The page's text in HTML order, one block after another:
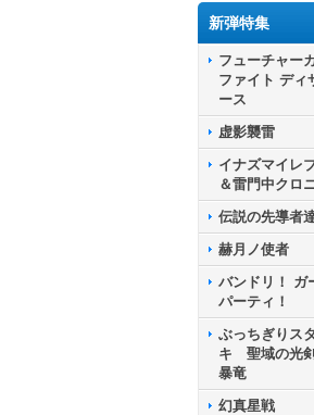
新弾特集
フューチャー
ファイト ディ
ース
虚影襲雷
イナズマイレ
＆雷門中クロ
伝説の先導者
赫月ノ使者
バンドリ！ ガ
パーティ！
ぶっちぎりス
キ 聖域の光
暴竜
幻真星戦